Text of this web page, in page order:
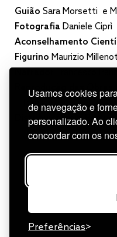
Usamos cookies
de navegação e
personalizado. Ao
concordar com os
Preferências
Guião Sara Morsetti e
Fotografia Daniele Ciprì
Aconselhamento
Figurino Maurizio
Reprodução das Obras
Tifernate
Distribuição em